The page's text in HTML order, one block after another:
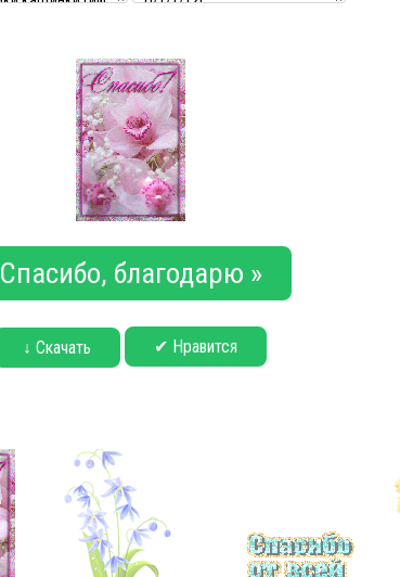
Спасибо, благодарю »
↓ Скачать ✔ Нравится